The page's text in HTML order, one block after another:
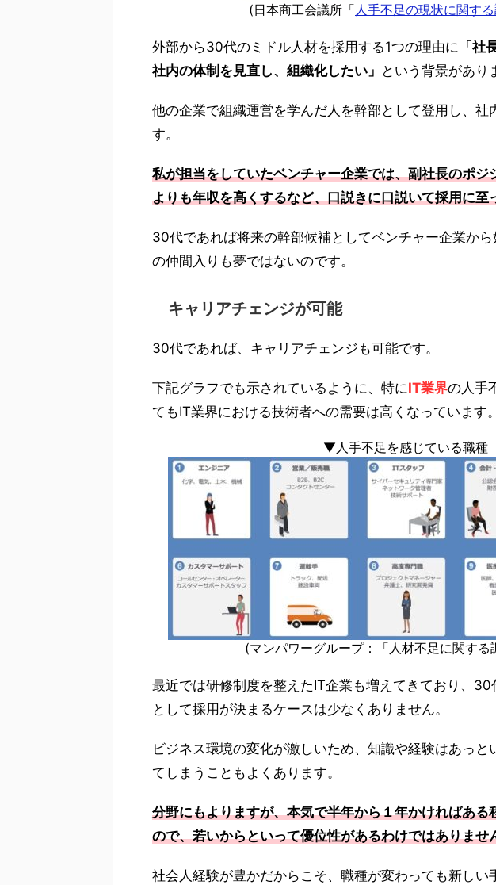
(日本商工会議所「 人手不足の現状に関す
外部から30代のミドル人材を採用する1つの理由に 「社
社内の体制を見直し、組織化したい」 という背景があり
他の企業で組織運営を学んだ人を幹部として登用し、社
す。
私が担当をしていたベンチャー企業では、副社長のポジ
よりも年収を高くするなど、口説きに口説いて採用に至
30代であれば将来の幹部候補としてベンチャー企業か
の仲間入りも夢ではないのです。
キャリアチェンジが可能
30代であれば、キャリアチェンジも可能です。
下記グラフでも示されているように、特にIT業界の人手
てもIT業界における技術者への需要は高くなっています。
▼人手不足を感じている職種
(マンパワーグループ：「人材不足に関する
最近では研修制度を整えたIT企業も増えてきており、30
として採用が決まるケースは少なくありません。
ビジネス環境の変化が激しいため、知識や経験はあっと
てしまうこともよくあります。
分野にもよりますが、本気で半年から１年かければある
ので、若いからといって優位性があるわけではありませ
社会人経験が豊かだからこそ、職種が変わっても新しい